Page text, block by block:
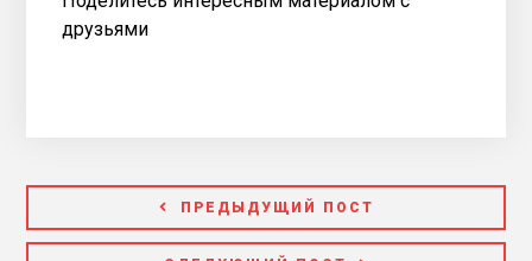
друзьями
ПРЕДЫДУЩИЙ ПОСТ